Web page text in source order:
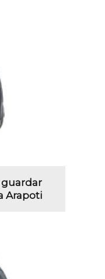
guardar
Arapoti